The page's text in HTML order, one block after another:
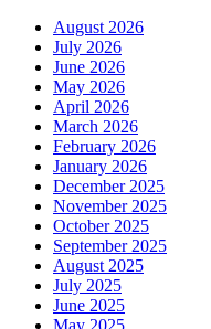
August 2026
July 2026
June 2026
May 2026
April 2026
March 2026
February 2026
January 2026
December 2025
November 2025
October 2025
September 2025
August 2025
July 2025
June 2025
May 2025